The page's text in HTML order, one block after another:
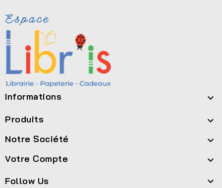
Informations 
Produits 
Notre Société 
Votre Compte 
Follow Us 